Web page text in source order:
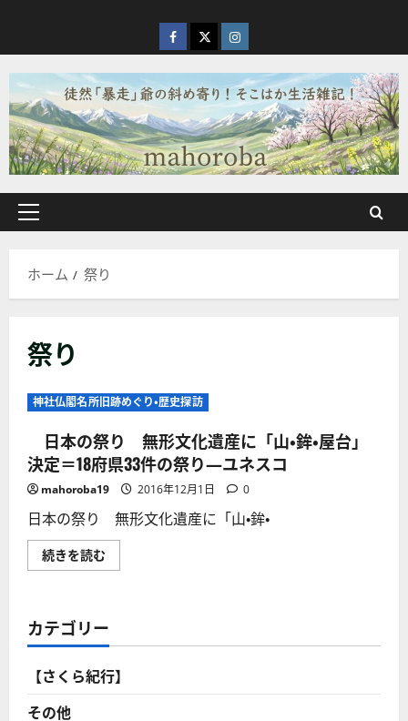
を
ス
キ
ッ
プ
facebook
X Instagram
メ
ン
ー
ホーム 祭り
祭り
神社仏閣名所旧跡めぐり・歴史探訪
日本の祭り 無形文化遺産に「山・鉾・屋台」
決定＝18府県33件の祭り―ユネスコ
mahoroba19 2016年12月1日 0
日本の祭り 無形文化遺産に「山・鉾・
続きを読む
日
無
形
化
遺
産
カテゴリー
【さくら紀行】
その他